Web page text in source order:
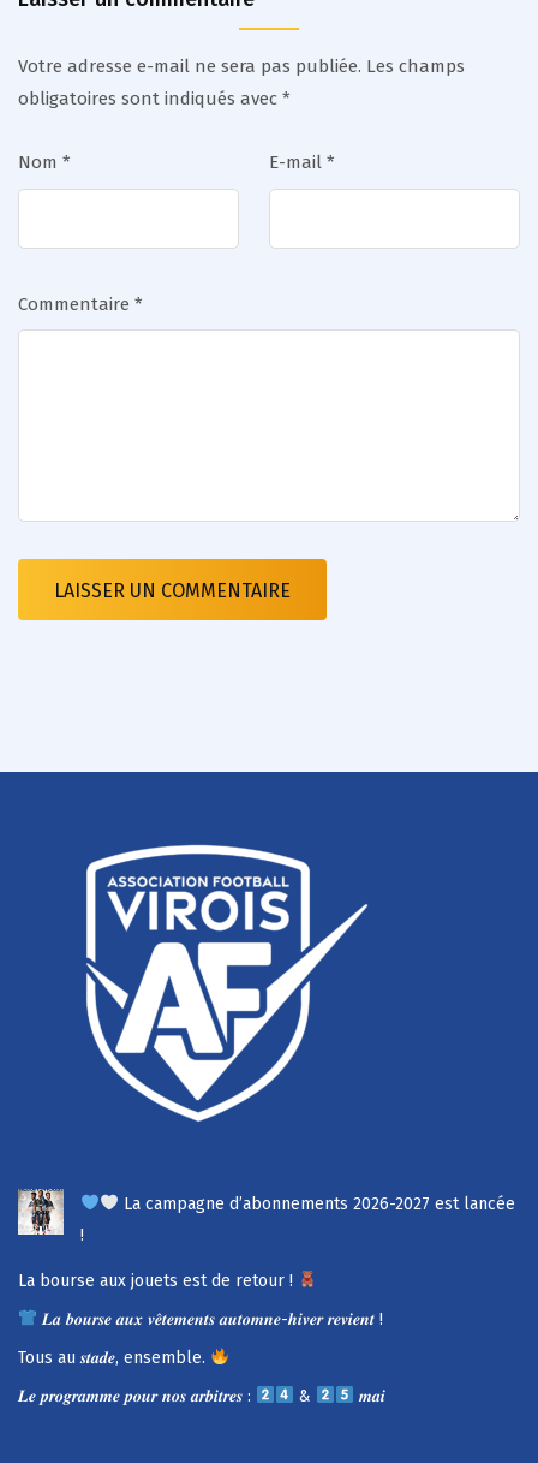
Votre adresse e-mail ne sera pas publiée. Les champs
obligatoires sont indiqués avec *
Nom * E-mail *
Commentaire *
La campagne d’abonnements 2026-2027 est lancée
!
La bourse aux jouets est de retour !
𝑳𝒂 𝒃𝒐𝒖𝒓𝒔𝒆 𝒂𝒖𝒙 𝒗𝒆̂𝒕𝒆𝒎𝒆𝒏𝒕𝒔 𝒂𝒖𝒕𝒐𝒎𝒏𝒆-𝒉𝒊𝒗𝒆𝒓 𝒓𝒆𝒗𝒊𝒆𝒏𝒕 !
Tous au 𝒔𝒕𝒂𝒅𝒆, ensemble.
𝑳𝒆 𝒑𝒓𝒐𝒈𝒓𝒂𝒎𝒎𝒆 𝒑𝒐𝒖𝒓 𝒏𝒐𝒔 𝒂𝒓𝒃𝒊𝒕𝒓𝒆𝒔 :
& 𝒎𝒂𝒊